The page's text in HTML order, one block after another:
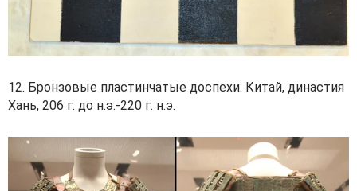
12. Бронзовые пластинчатые доспехи. Китай, династия
Хань, 206 г. до н.э.-220 г. н.э.